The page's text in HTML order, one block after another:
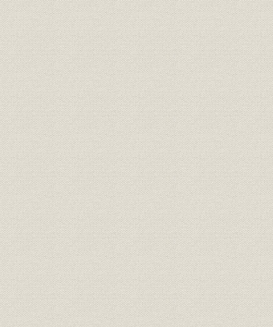
事業所;貯蓄 連絡員詰所の預金実績の推移
昭和31年
32年
事業所 創立当初の支店増設計画書
昭和27年
年(1958年
人口
[茨城県の]人口および世帯数の推
移
昭和41年
(1974年)
倒産 全国倒産件数の推移
昭和48年
年度(1978
金利
当行の平均貸出金利・預金金利
の推移
昭和51年
年(1979年
社歌 コラム 行歌の制定 [昭和57年
産業;事業所 新規立地工場の全国順位
昭和60年
(1988年)
農産物 青果物の銘柄産地
昭和57年
(1992年)
金利;貯蓄
預金金利自由化の推移と当行の
対応
昭和54年
(2003年)3
制服 女子制服の変遷
昭和45年
(1993年)夏